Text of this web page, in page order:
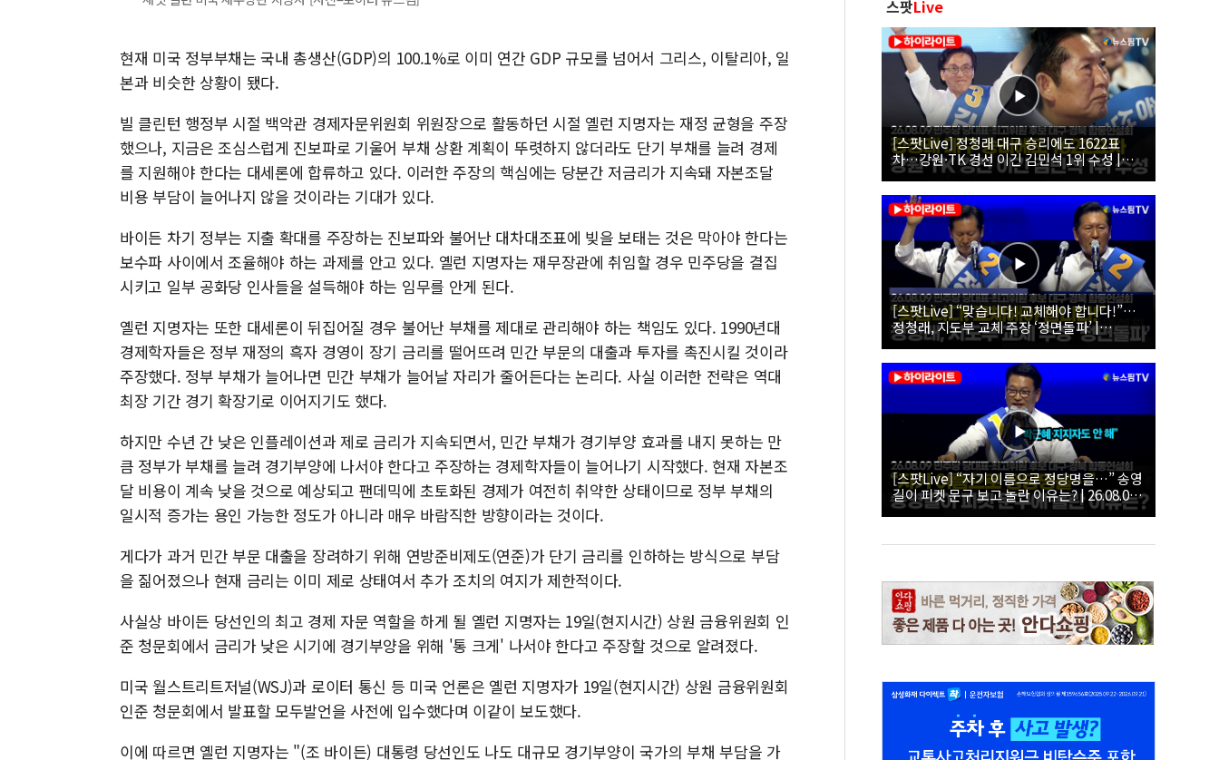
현재 미국 정부부채는 국내 총생산(GDP)의 100.1%로 이미 연간 GDP 규모를 넘어서 그리스, 이탈리아, 일
본과 비슷한 상황이 됐다.
빌 클린턴 행정부 시절 백악관 경제자문위원회 위원장으로 활동하던 시절 옐런 지명자는 재정 균형을 주장
했으나, 지금은 조심스럽게 진보파로 기울어 부채 상환 계획이 뚜렷하지 않더라도 단기 부채를 늘려 경제
를 지원해야 한다는 대세론에 합류하고 있다. 이러한 주장의 핵심에는 당분간 저금리가 지속돼 자본조달
비용 부담이 늘어나지 않을 것이라는 기대가 있다.
바이든 차기 정부는 지출 확대를 주장하는 진보파와 불어난 대차대조표에 빚을 보태는 것은 막아야 한다는
보수파 사이에서 조율해야 하는 과제를 안고 있다. 옐런 지명자는 재무장관에 취임할 경우 민주당을 결집
시키고 일부 공화당 인사들을 설득해야 하는 임무를 안게 된다.
옐런 지명자는 또한 대세론이 뒤집어질 경우 불어난 부채를 제대로 관리해야 하는 책임도 있다. 1990년대
경제학자들은 정부 재정의 흑자 경영이 장기 금리를 떨어뜨려 민간 부문의 대출과 투자를 촉진시킬 것이라
주장했다. 정부 부채가 늘어나면 민간 부채가 늘어날 자리가 줄어든다는 논리다. 사실 이러한 전략은 역대
최장 기간 경기 확장기로 이어지기도 했다.
하지만 수년 간 낮은 인플레이션과 제로 금리가 지속되면서, 민간 부채가 경기부양 효과를 내지 못하는 만
큼 정부가 부채를 늘려 경기부양에 나서야 한다고 주장하는 경제학자들이 늘어나기 시작했다. 현재 자본조
달 비용이 계속 낮을 것으로 예상되고 팬데믹에 초토화된 경제가 여전히 취약한 상태이므로 정부 부채의
일시적 증가는 용인 가능한 정도가 아니라 매우 바람직한 방향이라는 것이다.
게다가 과거 민간 부문 대출을 장려하기 위해 연방준비제도(연준)가 단기 금리를 인하하는 방식으로 부담
을 짊어졌으나 현재 금리는 이미 제로 상태여서 추가 조치의 여지가 제한적이다.
사실상 바이든 당선인의 최고 경제 자문 역할을 하게 될 옐런 지명자는 19일(현지시간) 상원 금융위원회 인
준 청문회에서 금리가 낮은 시기에 경기부양을 위해 '통 크게' 나서야 한다고 주장할 것으로 알려졌다.
미국 월스트리트저널(WSJ)과 로이터 통신 등 미국 언론은 옐런 지명자가 19일(현지시간) 상원 금융위원회
인준 청문회에서 발표할 모두발언을 사전에 입수했다며 이같이 보도했다.
이에 따르면 옐런 지명자는 "(조 바이든) 대통령 당선인도 나도 대규모 경기부양이 국가의 부채 부담을 가
스팟Live
[스팟Live] 정청래 대구 승리에도 1622표
차…강원·TK 경선 이긴 김민석 1위 수성 |
26.08.09 더불어민주당 당대표·최고위원 후
보 대구·경북 합동연설회
[스팟Live] “맞습니다! 교체해야 합니다!”…
정청래, 지도부 교체 주장 ‘정면돌파’ |
26.08.09 더불어민주당 당대표·최고위원 후
보 대구·경북 합동연설회
[스팟Live] “자기 이름으로 정당명을…” 송영
길이 피켓 문구 보고 놀란 이유는? | 26.08.09
더불어민주당 당대표·최고위원 후보 대구·경